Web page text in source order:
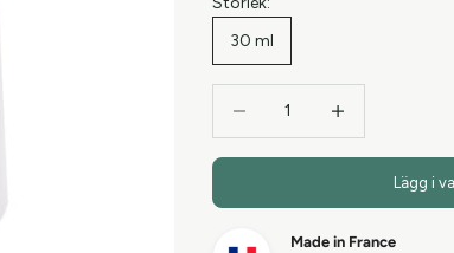
30 ml
Lägg i
Made in France